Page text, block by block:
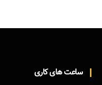
ساعت های کاری